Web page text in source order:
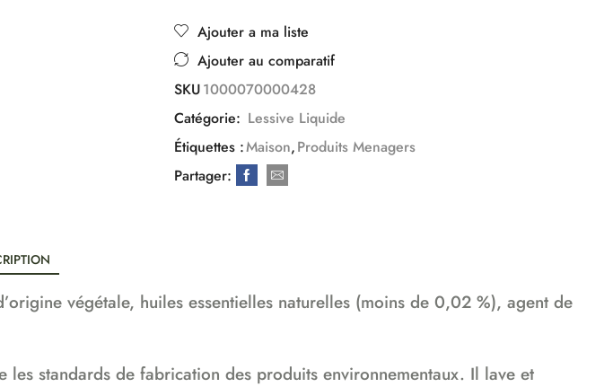
Ajouter a ma liste
Ajouter au comparatif
SKU1000070000428
Catégorie: Lessive Liquide
Étiquettes :Maison,Produits Menagers
Partager:
végétale, huiles essentielles naturelles (moins de 0,02 %), agent de
standards de fabrication des produits environnementaux. Il lave et